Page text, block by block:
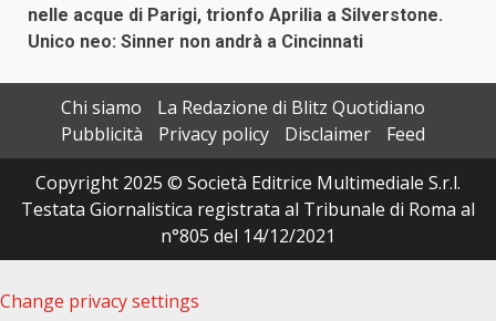
nelle acque di Parigi, trionfo Aprilia a Silverstone.
Unico neo: Sinner non andrà a Cincinnati
Chi siamo
La Redazione di Blitz Quotidiano
Pubblicità
Privacy policy Disclaimer
Feed
Copyright 2025 © Società Editrice Multimediale S.r.l.
Testata Giornalistica registrata al Tribunale di Roma al
n°805 del 14/12/2021
Change privacy settings